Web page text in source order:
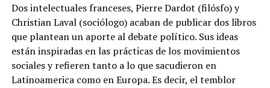
Dos intelectuales franceses, Pierre Dardot (filósfo) y
Christian Laval (sociólogo) acaban de publicar dos libros
que plantean un aporte al debate político. Sus ideas
están inspiradas en las prácticas de los movimientos
sociales y refieren tanto a lo que sacudieron en
Latinoamerica como en Europa. Es decir, el temblor